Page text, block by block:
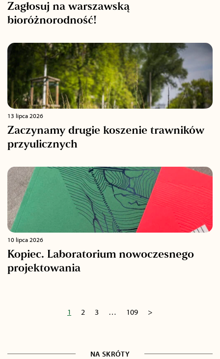
Zagłosuj na warszawską
bioróżnorodność!
13 lipca 2026
Zaczynamy drugie koszenie trawników
przyulicznych
10 lipca 2026
Kopiec. Laboratorium nowoczesnego
projektowania
1 2 3 … 109 >
NA SKRÓTY